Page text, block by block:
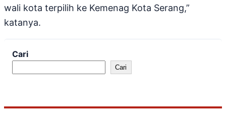
wali kota terpilih ke Kemenag Kota Serang,”
katanya.
Cari
Cari